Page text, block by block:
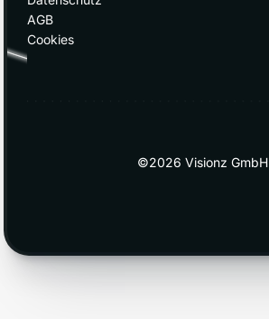
AGB
Cookies
©2026 Visionz GmbH